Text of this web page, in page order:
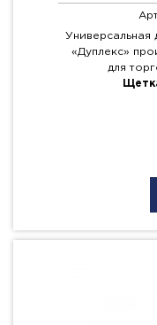
Универсальная
«Дуплекс»
для